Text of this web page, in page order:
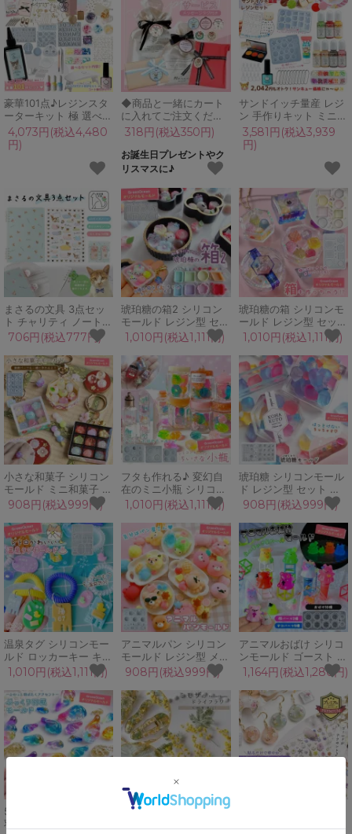
豪華101点♪レジンスタ
ーターキット 極 選べる
BOXのオマケ付 UVレ
ジン モールド 封入 初
心者 スターターセット
スタートセット プレゼ
ント ギフト クリスマス
4,073円(税込4,480
円)
◆商品と一緒にカート
に入れてご注文くださ
い 包装 ギフトラッピン
グ 母の日 父の日 プレ
ゼント お誕生日 クリス
マス グリーンオーシャ
318円(税込350円)
お誕生日プレゼントやク
リスマスに♪
サンドイッチ量産 レジ
ン 手作りキット ミニチ
ュアフード サンドイッ
チ ハンバーガー マカロ
ン シリコンモールド 着
色剤 UVレジン 初心者
3,581円(税込3,939
円)
まさるの文具 3点セッ
ト チャリティ ノート
A5サイズ 付箋 シール
ステッカー 文房具 肉球
ねこ ネコ 保護猫活動
隠れ工房GreenOcean
オリジナル グリーンオ
ーシャン
706円(税込777円)
琥珀糖の箱2 シリコン
モールド レジン型 セッ
ト ボックス パッケージ
ケース カン付き シェイ
カー キーホルダー UV
レジン クラフト
GreenOceanオリジナ
ル♪
1,010円(税込1,111円)
琥珀糖の箱 シリコンモ
ールド レジン型 セット
ボックス パッケージ ケ
ース カン付き シェイカ
ー キーホルダー UVレ
ジン クラフト
GreenOceanオリジナ
ル♪
1,010円(税込1,111円)
小さな和菓子 シリコン
モールド ミニ和菓子 レ
ジン型 練り切り 団子ミ
ニチュアスイーツ 封入
パーツ アクセサリー
UVレジン
GreenOceanオリジナ
ル♪
908円(税込999円)
フタも作れる♪ 変幻自
在のミニ小瓶 シリコン
モールド ビン 瓶 ジャ
ー キャニスター ジャム
レジン型 ミニチュア
UVレジン
GreenOceanオリジナ
ル♪
1,010円(税込1,111円)
琥珀糖 シリコンモール
ド レジン型 セット こ
はくとう コハクトウ ス
イーツ 鉱石 天然石 宝
石 アクセサリー 立体
3D UVレジン
GreenOceanオリジナ
ル♪
908円(税込999円)
温泉タグ シリコンモー
ルド ロッカーキー キー
タグ 鍵 銭湯 スパ アヒ
ル 風呂 昭和 レトロ ユ
ニーク デコパーツ UV
レジン GreenOceanオ
リジナル♪
1,010円(税込1,111円)
アニマルパン シリコン
モールド レジン型 メロ
ンパン かに ミニチュア
スイーツ お菓子 動物
猫 肉球 クマ キーホル
ダー UVレジン
GreenOceanオリジナ
ル♪
908円(税込999円)
アニマルおばけ シリコ
ンモールド ゴースト ミ
ニおばけ デコパーツ 顔
パーツ ハロウィン キー
ホルダー UVレジン ク
ラフト 立体 3d
GreenOceanオリジナ
ル♪
1,164円(税込1,280円)
5サイズ両翼♪ ぷっくり
羽根 シリコンモールド
国産 ミモザ 花と葉 小